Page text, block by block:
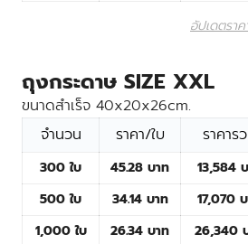
อัปเดตรา
ถุงกระดาษ SIZE XXL
ขนาดสำเร็จ 40x20x26cm.
จำนวน
ราคา/ใบ ราคาร
300 ใบ 45.28 บาท
13,584
500 ใบ
34.14 บาท
17,070
1,000 ใบ
26.34 บาท
26,340